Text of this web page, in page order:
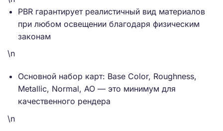
PBR гарантирует реалистичный вид материалов
при любом освещении благодаря физическим
законам
\n
Основной набор карт: Base Color, Roughness,
Metallic, Normal, AO — это минимум для
качественного рендера
\n